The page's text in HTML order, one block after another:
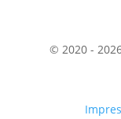
© 2020 -